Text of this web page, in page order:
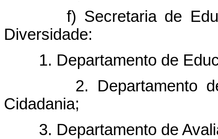
f) Secretaria de
Diversidade:
1. Departamento de
2. Departamento de
Cidadania;
3. Departamento de